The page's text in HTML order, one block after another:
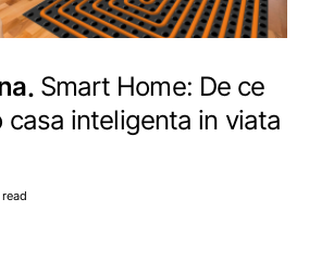
Smart Home: De ce
casa inteligenta in viata